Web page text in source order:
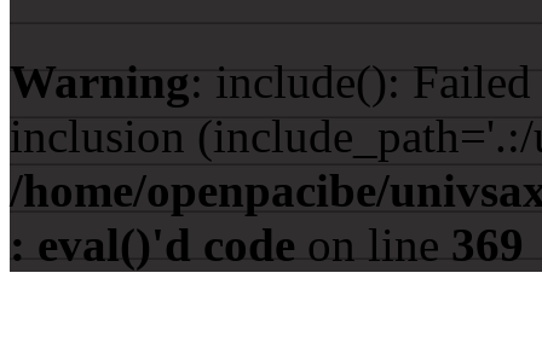
Warning: include():
inclusion
/home/openpacibe/
: eval()'d code on line 369